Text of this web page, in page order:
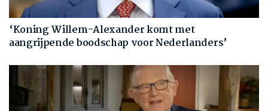
‘Koning Willem-Alexander komt met
aangrijpende boodschap voor Nederlanders’